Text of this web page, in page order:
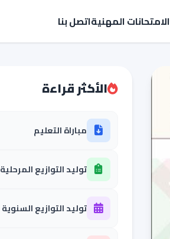
الامتحانات المهنيةاتصل بنا
الأكثر قراءة
مباراة التعليم
توليد التوازيع المرحلية
توليد التوازيع السنوية